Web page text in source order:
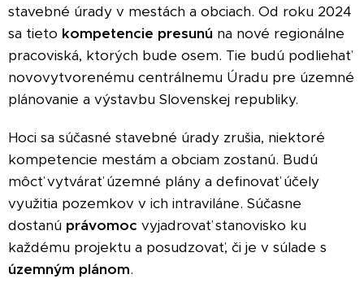
stavebné úrady v mestách a obciach. Od roku 2024
sa tieto kompetencie presunú na nové regionálne
pracoviská, ktorých bude osem. Tie budú podliehať
novovytvorenému centrálnemu Úradu pre územné
plánovanie a výstavbu Slovenskej republiky.
Hoci sa súčasné stavebné úrady zrušia, niektoré
kompetencie mestám a obciam zostanú. Budú
môcť vytvárať územné plány a definovať účely
využitia pozemkov v ich intraviláne. Súčasne
dostanú právomoc vyjadrovať stanovisko ku
každému projektu a posudzovať, či je v súlade s
územným plánom.